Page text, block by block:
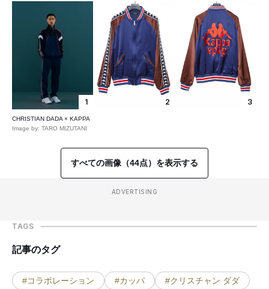
1
CHRISTIAN DADA × KAPPA
Image by: TARO MIZUTANI
2 3
すべての画像（44点）を表示する
ADVERTISING
TAGS
記事のタグ
#コラボレーション #カッパ
#クリスチャン ダダ